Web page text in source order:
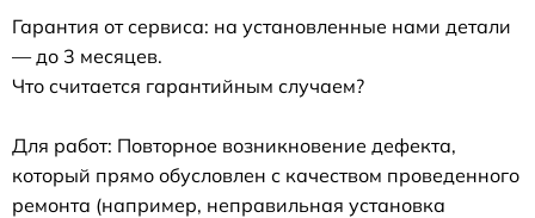
Гарантия от сервиса: на установленные нами детали
— до 3 месяцев.
Что считается гарантийным случаем?
Для работ: Повторное возникновение дефекта,
который прямо обусловлен с качеством проведенного
ремонта (например, неправильная установка